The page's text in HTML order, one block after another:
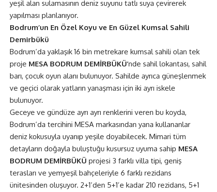
yeşil alan sulamasının deniz suyunu tatlı suya çevirerek
yapılması planlanıyor.
Bodrum’un En Özel Koyu ve En Güzel Kumsal Sahili
Demirbükü
Bodrum’da yaklaşık 16 bin metrekare kumsal sahili olan tek
proje MESA BODRUM DEMİRBÜKÜ’nde sahil lokantası, sahil
barı, çocuk oyun alanı bulunuyor. Sahilde ayrıca güneşlenmek
ve geçici olarak yatların yanaşması için iki ayrı iskele
bulunuyor.
Geceye ve gündüze ayrı ayrı renklerini veren bu koyda,
Bodrum’da tercihini MESA markasından yana kullananlar
deniz kokusuyla uyanıp yeşile doyabilecek. Mimari tüm
detayların doğayla buluştuğu kusursuz uyuma sahip MESA
BODRUM DEMİRBÜKÜ projesi 3 farklı villa tipi, geniş
terasları ve yemyeşil bahçeleriyle 6 farklı rezidans
ünitesinden oluşuyor. 2+1’den 5+1’e kadar 210 rezidans, 5+1